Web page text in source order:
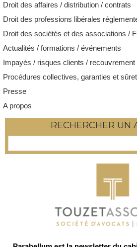
Droit des affaires / distribution / contrats
Droit des professions libérales
Droit des sociétés et des associations /
Actualités / formations / événements
Impayés / risques clients / recouvrement
Procédures collectives, garanties et
Presse
A propos
RECHERCHER UN